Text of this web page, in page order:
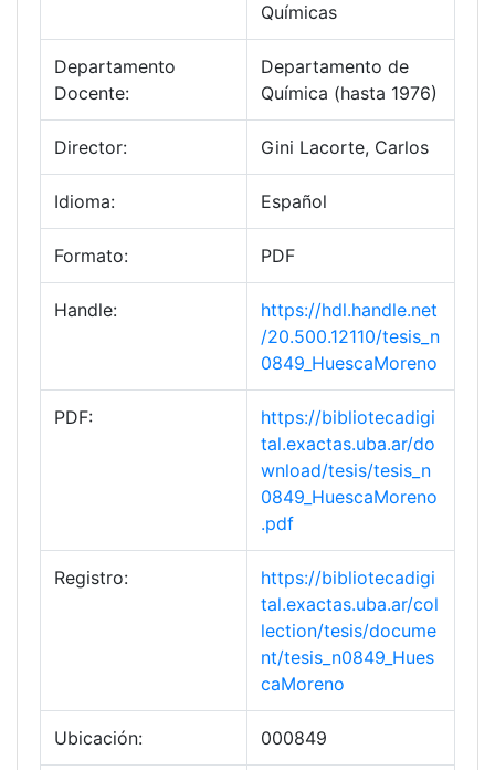
Químicas
Departamento
Docente:
Departamento de
Química (hasta 1976)
Director: Gini Lacorte, Carlos
Idioma: Español
Formato: PDF
Handle:
https://hdl.handle.net
/20.500.12110/tesis_n
0849_HuescaMoreno
PDF:
https://bibliotecadigi
tal.exactas.uba.ar/do
wnload/tesis/tesis_n
0849_HuescaMoreno
.pdf
Registro:
https://bibliotecadigi
tal.exactas.uba.ar/col
lection/tesis/docume
nt/tesis_n0849_Hues
caMoreno
Ubicación: 000849